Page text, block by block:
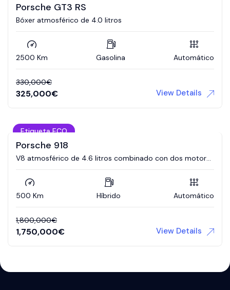
Porsche GT3 RS
Bóxer atmosférico de 4.0 litros
2500 Km Gasolina Automático
330,000€
325,000€ View Details
Etiqueta ECO
Porsche 918
V8 atmosférico de 4.6 litros combinado con dos motores
500 Km Híbrido Automático
1,800,000€
1,750,000€ View Details